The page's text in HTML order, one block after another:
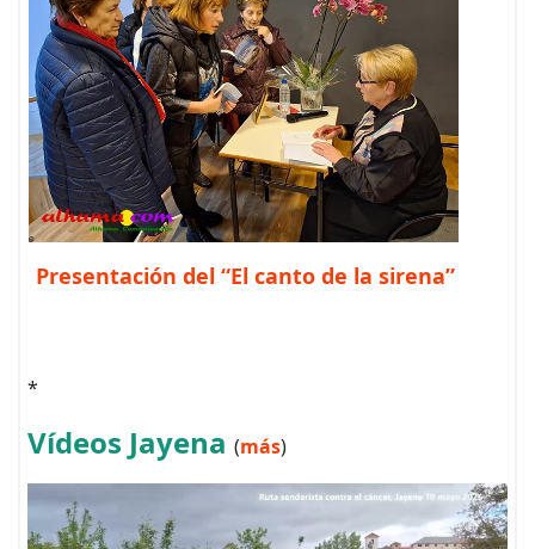
Presentación del “El canto de la sirena”
*
Vídeos Jayena (más)